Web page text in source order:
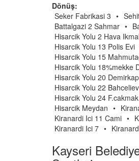
Dönüş:
Seker Fabrikasi 3 •
Battalgazi 2 Sahmar •
Hisarcik Yolu 2 Hava
Hisarcik Yolu 13 Polis Evi
Hisarcik Yolu 15
Hisarcik Yolu 18%mekke
Hisarcik Yolu 20
Hisarcik Yolu 22
Hisarcik Yolu 24
Hisarcik Meydan •
Kiranardi Ici 11 Cami •
Kiranardi Ici 7 •
Kayseri